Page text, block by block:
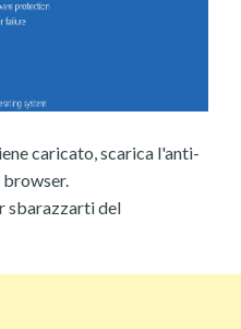
caricato, scarica l'anti-
sbarazzarti del